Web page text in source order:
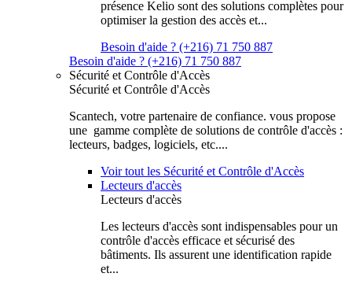
présence Kelio sont des solutions complètes pour
optimiser la gestion des accès et...
Besoin d'aide ? (+216) 71 750 887
Besoin d'aide ? (+216) 71 750 887
Sécurité et Contrôle d'Accès
Sécurité et Contrôle d'Accès
Scantech, votre partenaire de confiance. vous propose
une gamme complète de solutions de contrôle d'accès :
lecteurs, badges, logiciels, etc....
Voir tout les Sécurité et Contrôle d'Accès
Lecteurs d'accès
Lecteurs d'accès
Les lecteurs d'accès sont indispensables pour un
contrôle d'accès efficace et sécurisé des
bâtiments. Ils assurent une identification rapide
et...